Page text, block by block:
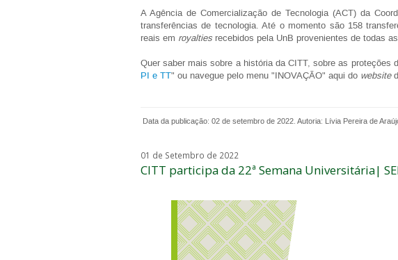
A Agência de Comercialização de Tecnologia (ACT) da
transferências de tecnologia. Até o momento são 158
reais em royalties recebidos pela UnB provenientes de todas
Quer saber mais sobre a história da CITT, sobre as
PI e TT" ou navegue pelo menu "INOVAÇÃO" aqui do website
Data da publicação: 02 de setembro de 2022. Autoria: Lívia Pereira de
01 de Setembro de 2022
CITT participa da 22ª Semana Universitária|